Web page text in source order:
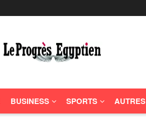
BUSINESS SPORTS AUTRES